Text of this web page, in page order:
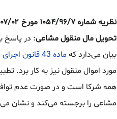
تحویل مال منقول مشاعی: در پاسخ
بیان می‌دارد که ماده 43 قانون اجرای احکام مدنی
همه شرکا است و در صورت عدم
مشاعی را برجسته می‌کند و نشان